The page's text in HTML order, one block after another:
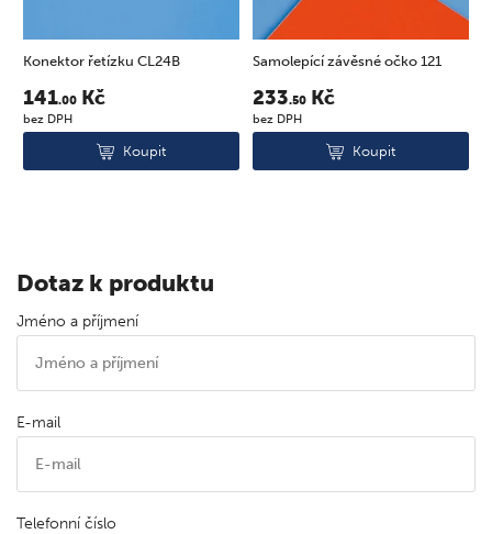
Konektor řetízku CL24B
141.00 Kč
bez DPH
Koupit
Samolepící závěsné očko 121
233.50 Kč
bez DPH
Koupit
Dotaz k produktu
Jméno a příjmení
E-mail
Telefonní číslo